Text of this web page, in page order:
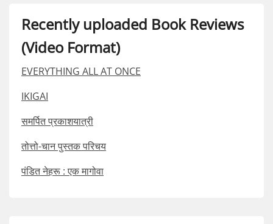
Recently uploaded Book Reviews
(Video Format)
EVERYTHING ALL AT ONCE
IKIGAI
समर्पित प्रकाशयात्री
तोत्तो-चान पुस्तक परिचय
पंडित नेहरू : एक मागोवा